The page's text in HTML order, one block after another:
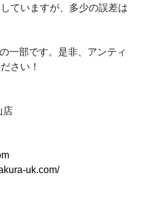
ていますが、多少の誤差は
一部です。是非、アンティ
さい！
店
uk.com/